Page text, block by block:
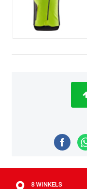
8 WINKELS